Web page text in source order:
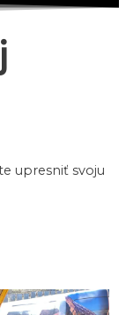
upresniť svoju